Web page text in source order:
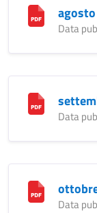
Data
Data
Data